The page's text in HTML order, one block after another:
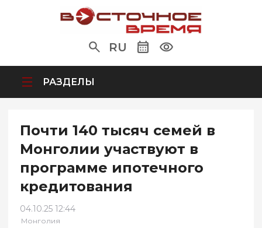
RU
РАЗДЕЛЫ
Почти 140 тысяч семей в
Монголии участвуют в
программе ипотечного
кредитования
04.10.25 12:44
Монголия